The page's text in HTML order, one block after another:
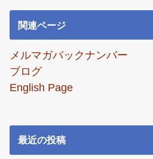
関連ページ
メルマガバックナンバー
ブログ
English Page
最近の投稿